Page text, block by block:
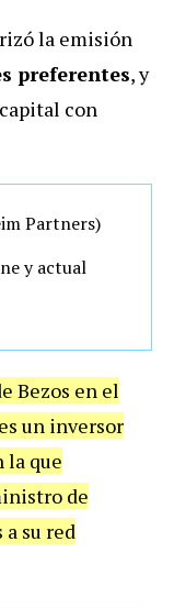
la emisión
preferentes, y
con
Partners)
y actual
Bezos en el
un inversor
la que
de
su red